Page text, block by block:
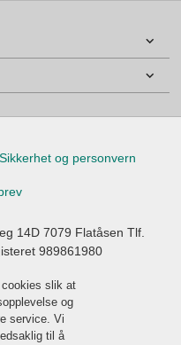
Sikkerhet og personvern
14D 7079 Flatåsen Tlf.
989861980
slik at
og
service. Vi
til å